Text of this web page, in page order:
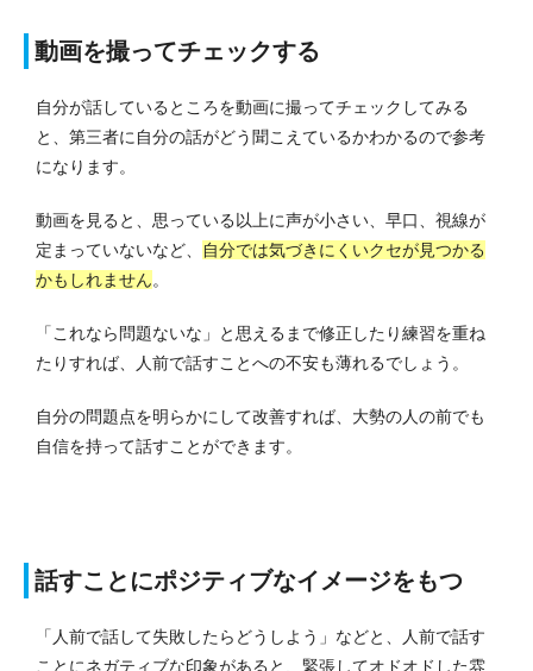
動画を撮ってチェックする
自分が話しているところを動画に撮ってチェックしてみる
と、第三者に自分の話がどう聞こえているかわかるので参考
になります。
動画を見ると、思っている以上に声が小さい、早口、視線が
定まっていないなど、
自分では気づきにくいクセが見つかる
かもしれません。
「これなら問題ないな」と思えるまで修正したり練習を重ね
たりすれば、人前で話すことへの不安も薄れるでしょう。
自分の問題点を明らかにして改善すれば、大勢の人の前でも
自信を持って話すことができます。
話すことにポジティブなイメージをもつ
「人前で話して失敗したらどうしよう」などと、人前で話す
ことにネガティブな印象があると、緊張してオドオドした雰